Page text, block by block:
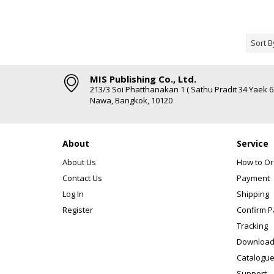
Sort
MIS Publishing Co., Ltd.
213/3 Soi Phatthanakan 1 ( Sathu Pradit 34 Yaek
Nawa, Bangkok, 10120
About
About Us
Contact Us
Log In
Register
Service
How to
Payment
Shipping
Confirm
Tracking